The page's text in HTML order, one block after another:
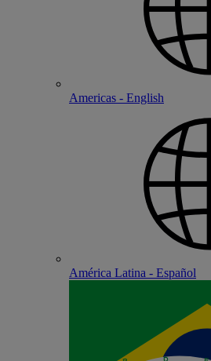
Americas - English
América Latina - Español